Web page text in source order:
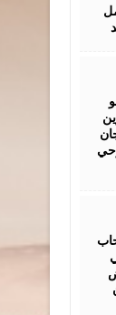
2026